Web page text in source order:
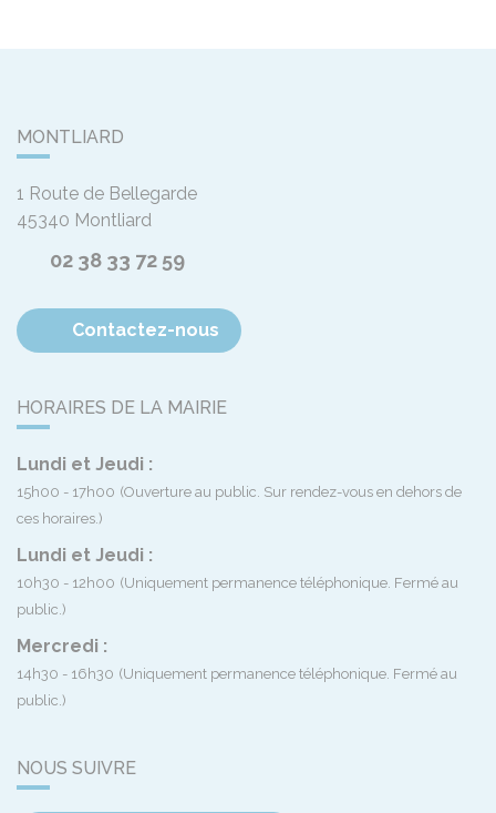
MONTLIARD
1 Route de Bellegarde
45340 Montliard
02 38 33 72 59
Contactez-nous
HORAIRES DE LA MAIRIE
Lundi et Jeudi :
15h00 - 17h00 (Ouverture au public. Sur rendez-vous en dehors de
ces horaires.)
Lundi et Jeudi :
10h30 - 12h00 (Uniquement permanence téléphonique. Fermé au
public.)
Mercredi :
14h30 - 16h30 (Uniquement permanence téléphonique. Fermé au
public.)
NOUS SUIVRE